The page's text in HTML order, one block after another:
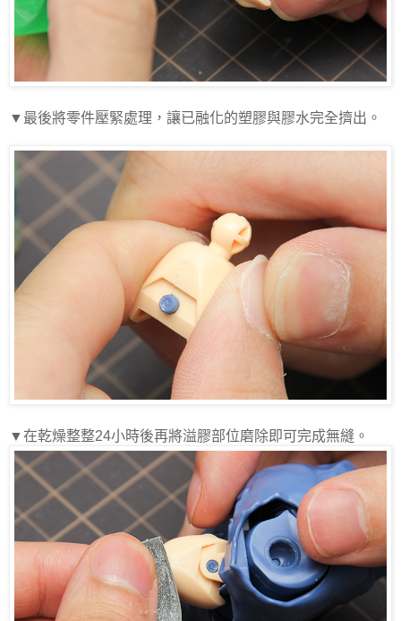
▼最後將零件壓緊處理，讓已融化的塑膠與膠水完全擠出。
▼在乾燥整整24小時後再將溢膠部位磨除即可完成無縫。